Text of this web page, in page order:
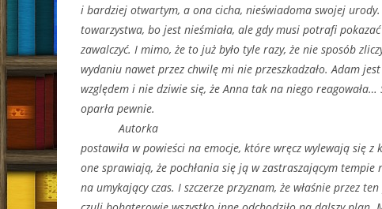
i bardziej otwartym, a ona cicha, nieświadoma swojej
towarzystwa, bo jest nieśmiała, ale gdy musi potrafi
zawalczyć. I mimo, że to już było tyle razy, że nie sposób
wydaniu nawet przez chwilę mi nie przeszkadzało. Adam
względem i nie dziwie się, że Anna tak na niego reagowała…
oparła pewnie.
Autorka
postawiła w powieści na emocje, które wręcz wylewają się z
one sprawiają, że pochłania się ją w zastraszającym tempie
na umykający czas. I szczerze przyznam, że właśnie przez